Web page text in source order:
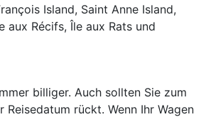
Island, Saint Anne Island,
aux Récifs, Île aux Rats und
billiger. Auch sollten Sie zum
rückt. Wenn Ihr Wagen